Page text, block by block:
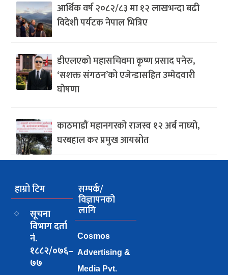
आर्थिक वर्ष २०८२/८३ मा १२ लाखभन्दा बढी
विदेशी पर्यटक नेपाल भित्रिए
डीएलएको महासचिवमा कृष्ण प्रसाद पनेरु,
‘सशक्त संगठन’को एजेन्डासहित उम्मेदवारी
घोषणा
काठमाडौं महानगरको राजस्व १२ अर्ब नाघ्यो,
घरबहाल कर प्रमुख आयस्रोत
हाम्रो टिम
सूचना
विभाग दर्ता
नं.
१८८२/०७६–
७७
सम्पर्क/
विज्ञापनको
लागि
Cosmos
Advertising &
Media Pvt.